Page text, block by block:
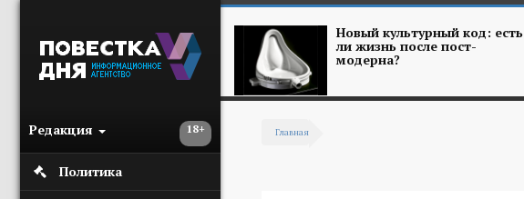
18+
Редакция
Политика
Новый культурный код: есть
ли жизнь после пост-
модерна?
Главная